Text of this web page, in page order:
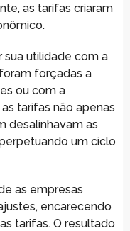
as tarifas criaram
sua utilidade com a
forçadas a
ou com a
tarifas não apenas
desalinhavam as
um ciclo
as empresas
encarecendo
tarifas. O resultado